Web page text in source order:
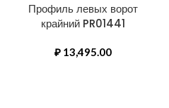
Профиль левых ворот
крайний PR01441
₽13,495.00